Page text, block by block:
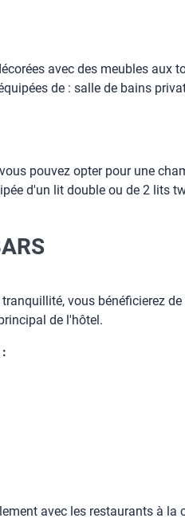
avec des meubles
de : salle de bains
pouvez opter pour une
d'un lit double ou de 2 lits
vous bénéficierez
de l'hôtel.
avec les restaurants à